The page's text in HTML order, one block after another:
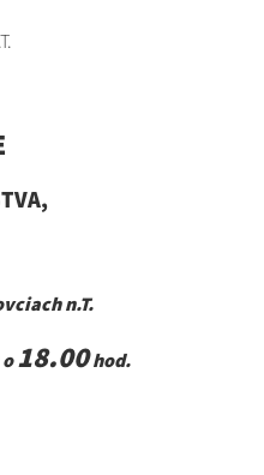
n.T.
18.00hod.